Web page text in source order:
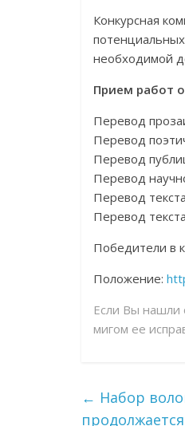
Конкурсная
потенциальных
необходимой
Прием работ
Перевод
Перевод
Перевод
Перевод
Перевод
Перевод
Победители в
Положение:
Если Вы нашли
мигом ее
← Набор